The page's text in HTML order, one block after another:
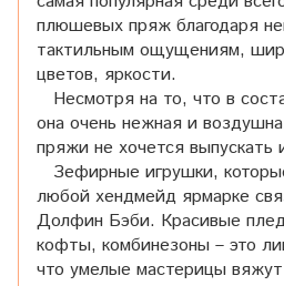
плюшевых пряж благодаря
тактильным ощущениям,
цветов, яркости.
Несмотря на то, что в
она очень нежная и
пряжи не хочется выпускать
Зефирные игрушки,
любой хендмейд ярмарке
Долфин Бэби. Красивые
кофты, комбинезоны – это
что умелые мастерицы